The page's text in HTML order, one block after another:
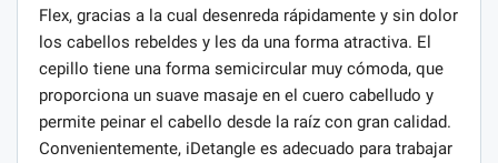
Flex, gracias a la cual desenreda rápidamente y sin dolor
los cabellos rebeldes y les da una forma atractiva. El
cepillo tiene una forma semicircular muy cómoda, que
proporciona un suave masaje en el cuero cabelludo y
permite peinar el cabello desde la raíz con gran calidad.
Convenientemente, iDetangle es adecuado para trabajar